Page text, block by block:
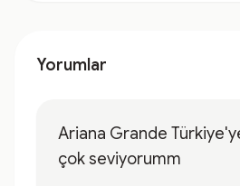
Yorumlar
Ariana Grande
çok seviyorumm